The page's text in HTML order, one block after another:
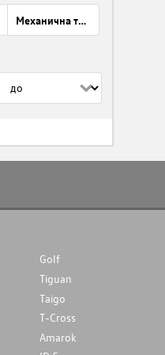
Механична трансмисия
Golf
Tiguan
Taigo
T-Cross
Amarok